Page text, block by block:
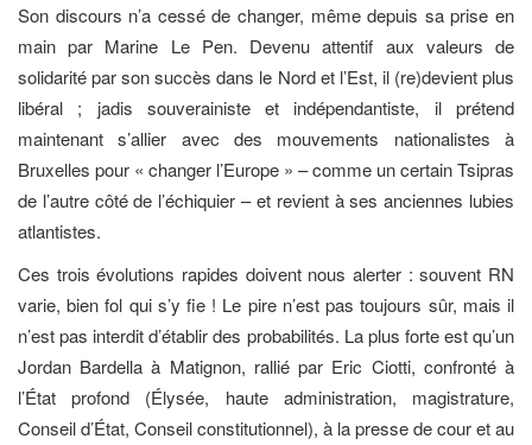
Son discours n’a cessé de changer, même depuis sa prise en
main par Marine Le Pen. Devenu attentif aux valeurs de
solidarité par son succès dans le Nord et l’Est, il (re)devient plus
libéral ; jadis souverainiste et indépendantiste, il prétend
maintenant s’allier avec des mouvements nationalistes à
Bruxelles pour « changer l’Europe » – comme un certain Tsipras
de l’autre côté de l’échiquier – et revient à ses anciennes lubies
atlantistes.
Ces trois évolutions rapides doivent nous alerter : souvent RN
varie, bien fol qui s’y fie ! Le pire n’est pas toujours sûr, mais il
n’est pas interdit d’établir des probabilités. La plus forte est qu’un
Jordan Bardella à Matignon, rallié par Eric Ciotti, confronté à
l’État profond (Élysée, haute administration, magistrature,
Conseil d’État, Conseil constitutionnel), à la presse de cour et au